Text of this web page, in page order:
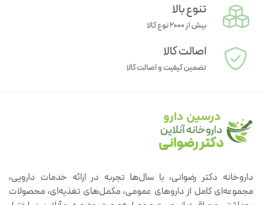
تنوع بالا
بیش از ۲۰۰۰ نوع کالا
اصالت کالا
تضمین کیفیت و اصالت کالا
داروخانه دکتر رضوانی، با سال‌ها تجربه در ارائه خدمات دارویی،
مجموعه‌ای کامل از داروهای عمومی، مکمل‌های تغذیه‌ای، محصولات